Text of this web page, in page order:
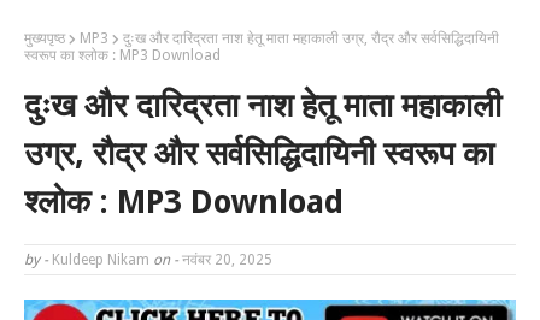
मुख्यपृष्ठ MP3
दुःख और दारिद्रता नाश हेतू माता महाकाली उग्र, रौद्र और सर्वसिद्धिदायिनी
स्वरूप का श्लोक : MP3 Download
दुःख और दारिद्रता नाश हेतू माता महाकाली
उग्र, रौद्र और सर्वसिद्धिदायिनी स्वरूप का
श्लोक : MP3 Download
by - Kuldeep Nikam on - नवंबर 20, 2025